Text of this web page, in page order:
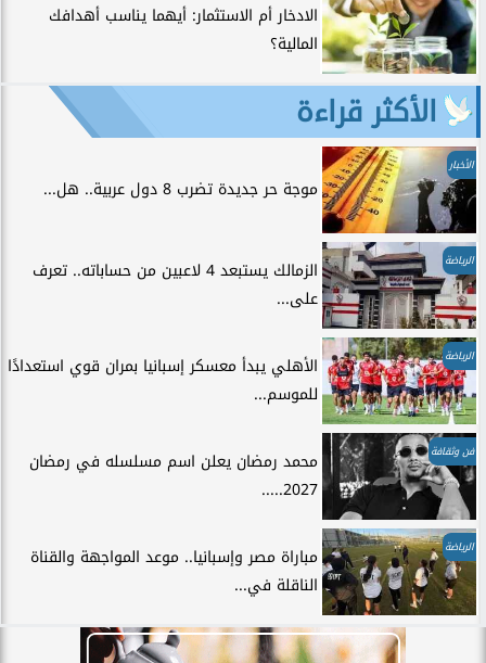
الادخار أم الاستثمار: أيهما يناسب أهدافك
المالية؟
الأكثر قراءة
الأخبار
موجة حر جديدة تضرب 8 دول عربية.. هل...
الرياضة
الزمالك يستبعد 4 لاعبين من حساباته.. تعرف
على...
الرياضة
الأهلي يبدأ معسكر إسبانيا بمران قوي استعدادًا
للموسم...
فن وثقافة
محمد رمضان يعلن اسم مسلسله في رمضان
2027.....
الرياضة
مباراة مصر وإسبانيا.. موعد المواجهة والقناة
الناقلة في...